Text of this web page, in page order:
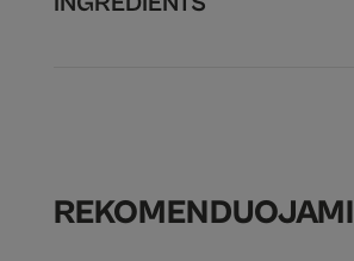
REKOMENDUOJAMI